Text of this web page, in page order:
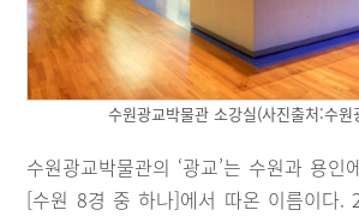
수원광교박물관 소강실(사진출처:수원
수원광교박물관의 ‘광교’는 수원과 용
[수원 8경 중 하나]에서 따온 이름이다.